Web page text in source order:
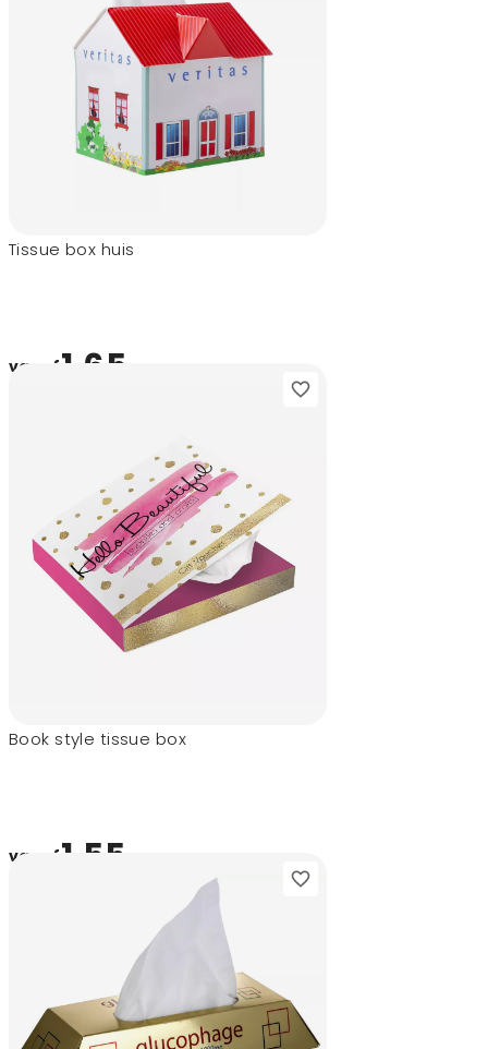
Tissue box huis
vanaf1,65
Book style tissue box
vanaf1,55